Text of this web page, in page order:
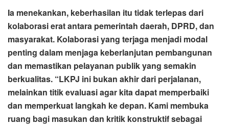
Ia menekankan, keberhasilan itu tidak terlepas dari
kolaborasi erat antara pemerintah daerah, DPRD, dan
masyarakat. Kolaborasi yang terjaga menjadi modal
penting dalam menjaga keberlanjutan pembangunan
dan memastikan pelayanan publik yang semakin
berkualitas. “LKPJ ini bukan akhir dari perjalanan,
melainkan titik evaluasi agar kita dapat memperbaiki
dan memperkuat langkah ke depan. Kami membuka
ruang bagi masukan dan kritik konstruktif sebagai